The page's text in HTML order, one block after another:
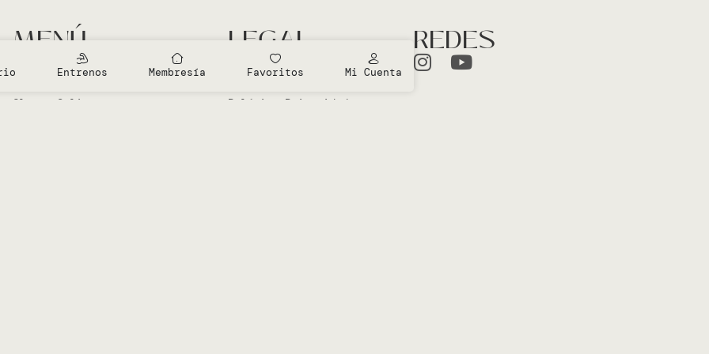
MENÚ
Entrenamientos Gratis
Clases Online
LEGAL
Aviso Legal
Política Privacidad
REDES
Entrenos Membresía Favoritos Mi Cuenta